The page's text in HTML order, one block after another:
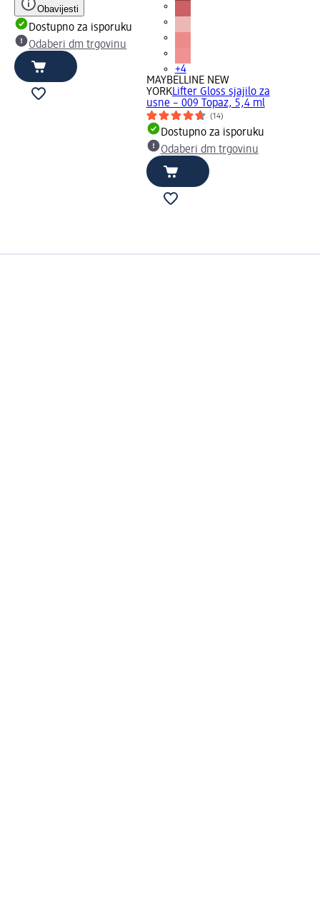
Obavijesti
Dostupno za isporuku
Odaberi dm trgovinu
+4
MAYBELLINE NEW
YORKLifter Gloss sjajilo za
usne – 009 Topaz, 5,4 ml
(14)
Dostupno za isporuku
Odaberi dm trgovinu